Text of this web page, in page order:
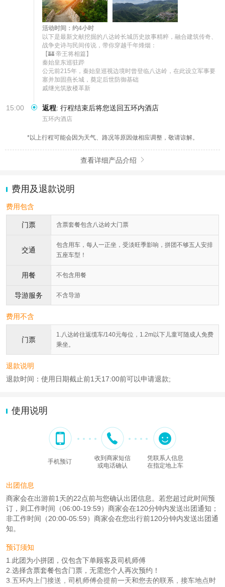
活动时间：约4小时
以下是最新文献挖掘的八达岭长城历史故事精粹，融合建筑传奇、
战争史诗与民间传说，带你穿越千年烽烟：
【🏰 ‌帝王将相篇】
秦始皇东巡驻跸‌
公元前215年，秦始皇巡视边境时曾登临八达岭，在此设立军事要
塞并加固燕长城，奠定后世防御基础
15:00 返程: 行程结束后将您送回五环内酒店
五环内酒店
*以上行程可能会因为天气、路况等原因做相应调整，敬请谅解。
查看详细产品介绍 
费用及退款说明
费用包含
门票 含票套餐包含八达岭大门票
交通
包含用车，每人一正坐，受淡旺季影响，拼团不够五人安排
五座车型！
用餐 不包含用餐
导游服务 不含导游
费用不含
门票
1.八达岭往返缆车/140元每位，1.2m以下儿童可随成人免费
乘坐。
退款说明
退款时间：使用日期截止前1天17:00前可以申请退款;
使用说明
手机预订
收到商家短信
或电话确认
凭联系人信息
在指定地上车
出团信息
商家会在出游前1天的22点前与您确认出团信息。若您超过此时间预
订，则工作时间（06:00-19:59）商家会在120分钟内发送出团通知；
非工作时间（20:00-05:59）商家会在您出行前120分钟内发送出团通
知。
预订须知
1.此团为小拼团，仅包含下单顾客及司机师傅
2.选择含票套餐包含门票，无需您个人再次预约！
3.五环内上门接送，司机师傅会提前一天和您去的联系，接车地点时